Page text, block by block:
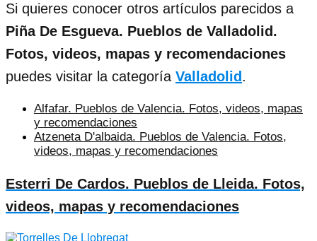
Si quieres conocer otros artículos parecidos a
Piña De Esgueva. Pueblos de Valladolid.
Fotos, videos, mapas y recomendaciones
puedes visitar la categoría Valladolid.
Alfafar. Pueblos de Valencia. Fotos, videos, mapas
y recomendaciones
Atzeneta D'albaida. Pueblos de Valencia. Fotos,
videos, mapas y recomendaciones
Esterri De Cardos. Pueblos de Lleida. Fotos,
videos, mapas y recomendaciones